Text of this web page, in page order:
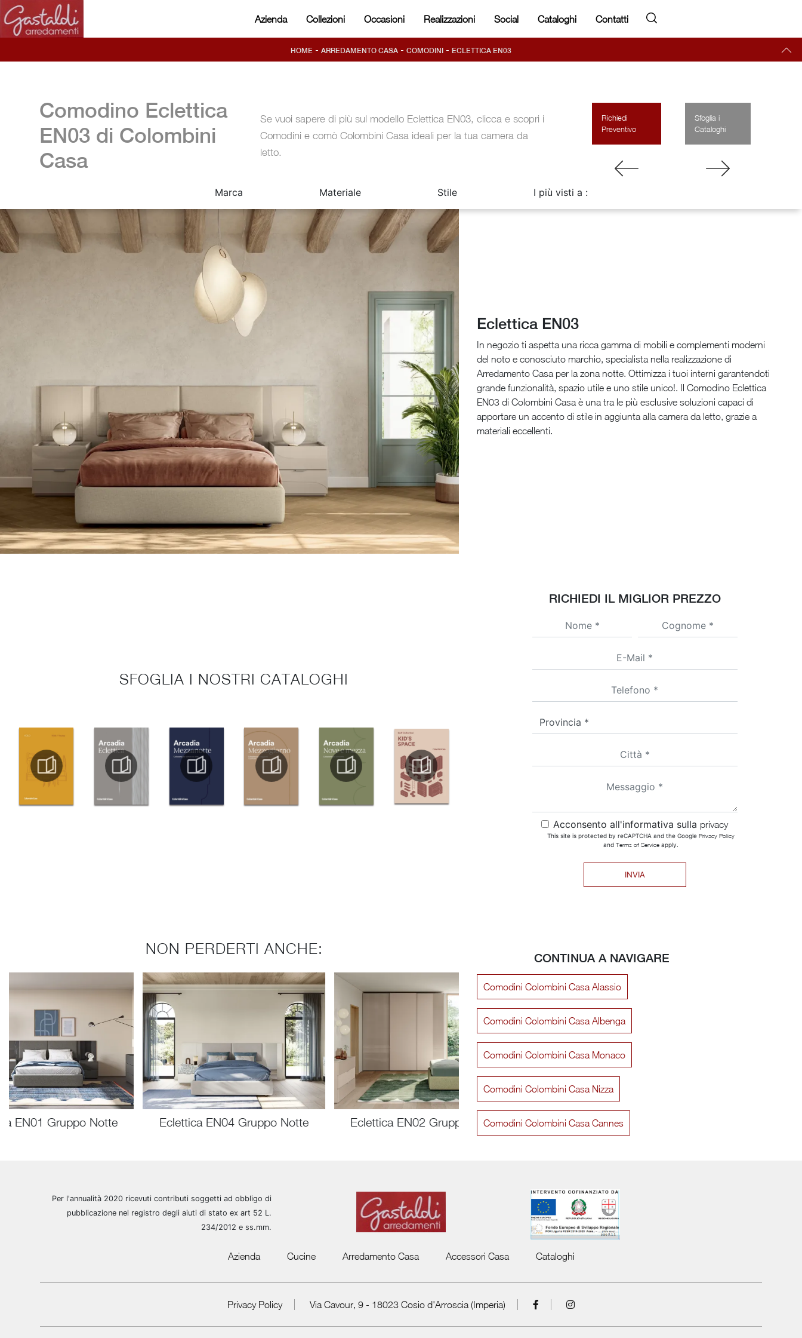
Azienda Collezioni Occasioni Realizzazioni Social Cataloghi Contatti
HOME - ARREDAMENTO CASA - COMODINI - ECLETTICA EN03
Comodino Eclettica
EN03 di Colombini
Casa
Se vuoi sapere di più sul modello Eclettica EN03, clicca e scopri i
Comodini e comò Colombini Casa ideali per la tua camera da
letto.
Richiedi
Preventivo
Sfoglia i
Cataloghi
Marca Materiale Stile I più visti a :
Eclettica EN03
In negozio ti aspetta una ricca gamma di mobili e complementi moderni
del noto e conosciuto marchio, specialista nella realizzazione di
Arredamento Casa per la zona notte. Ottimizza i tuoi interni garantendoti
grande funzionalità, spazio utile e uno stile unico!. Il Comodino Eclettica
EN03 di Colombini Casa è una tra le più esclusive soluzioni capaci di
apportare un accento di stile in aggiunta alla camera da letto, grazie a
materiali eccellenti.
SFOGLIA I NOSTRI CATALOGHI
RICHIEDI IL MIGLIOR PREZZO
Acconsento all'informativa sulla privacy
This site is protected by reCAPTCHA and the Google Privacy Policy
and Terms of Serviceapply.
INVIA
NON PERDERTI ANCHE:
EN01 Gruppo Notte Eclettica EN04 Gruppo Notte Eclettica EN02 Gruppo Notte Eclettica EN03 Cassettiera
CONTINUA A NAVIGARE
Comodini Colombini Casa Alassio
Comodini Colombini Casa Albenga
Comodini Colombini Casa Monaco
Comodini Colombini Casa Nizza
Comodini Colombini Casa Cannes
Per l'annualità 2020 ricevuti contributi soggetti ad obbligo di
pubblicazione nel registro degli aiuti di stato ex art 52 L.
234/2012 e ss.mm.
Azienda Cucine Arredamento Casa Accessori Casa Cataloghi
Privacy Policy Via Cavour, 9 - 18023 Cosio d'Arroscia (Imperia)